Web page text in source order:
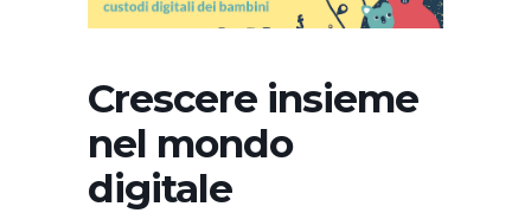
Crescere insieme
nel mondo
digitale